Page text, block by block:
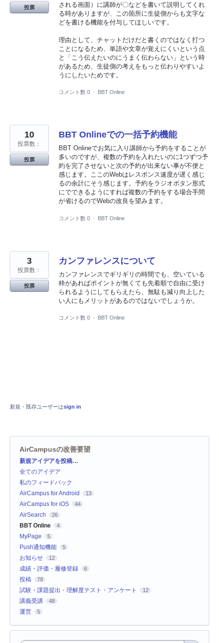
される画面）に講師が〇などを書いて説明してくれ
る時がありますが、この箇所に生徒側からも文字な
どを書ける機能を付与してほしいです。
理由として、チャットだけだと書くのではなく打つ
ことになるため、単語や文章が覚えにくいという点
と「こう伝えたいのにうまく伝わらない」という時
があるため、生徒側の考えをもっと伝わりやすいよ
うにしたいためです。
投票
コメント数 0 · BBT Online
BBT Onlineでの一括予約機能
BBT Onlineでお気に入り講師から予約をすることが
多いのですが、複数の予約を入れたいのに1つずつ予
約を完了させないと次の予約が出来ない事が不便と
感じます。ここのWebはレスポンス速度が遅く感じ
るの余計にそう感じます。予約をラジオボタン形式
にでできるようにすれば複数の予約をする場合手間
が省けるのでWebの改良を望みます。
10
投票数：
投票
コメント数 0 · BBT Online
カンファレンスについて
カンファレンスでギリギリの時間でも、空いている
枠があればポイントが無くても先着順で自由に受け
られるようにしてもらえたら、無駄も減り向上した
い人にもメリットがあるのではないでしょうか。
3
投票数：
投票
コメント数 0 · BBT Online
新規・既存ユーザーはsign in
AirCampusの改善要望
カ
テ
ゴ
新規アイデアを投稿…
全てのアイデア
私のフィードバック
AirCampus for Android
13
AirCampus for iOS 44
AirSearch 26
BBT Online 4
MyPage 5
Push通知機能 5
お知らせ 12
成績・評価・履修登録 6
投稿 78
試験・課題提出・理解度テスト・アンケート 12
講義受講 48
運営 5